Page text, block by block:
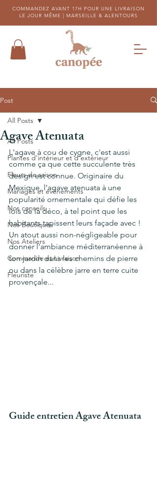
COMMANDEZ AVANT 17H POUR UNE LIVRAISON
LE JOUR MÊME | MARSEILLE & ALENTOURS
Post
All Posts
Plantes d'intérieur et d'extérieur
Fleurs de saison
Mariages et évènements
Nos conseils
Nos Boutiques
Nos Ateliers
Commande et Livraison
Fleuriste
All Posts
Agave Atenuata
L'agave à cou de cygne, c'est aussi
comme ça que cette succulente très
design est connue. Originaire du
Mexique, l'agave atenuata à une
popularité ornementale qui défie les
lois de la déco, à tel point que les
habitants tapissent leurs façade avec !
Un atout aussi non-négligeable pour
donner l'ambiance méditerranéenne à
ton jardin dans les chemins de pierre
ou dans la célèbre jarre en terre cuite
provençale...
Guide entretien Agave Atenuata